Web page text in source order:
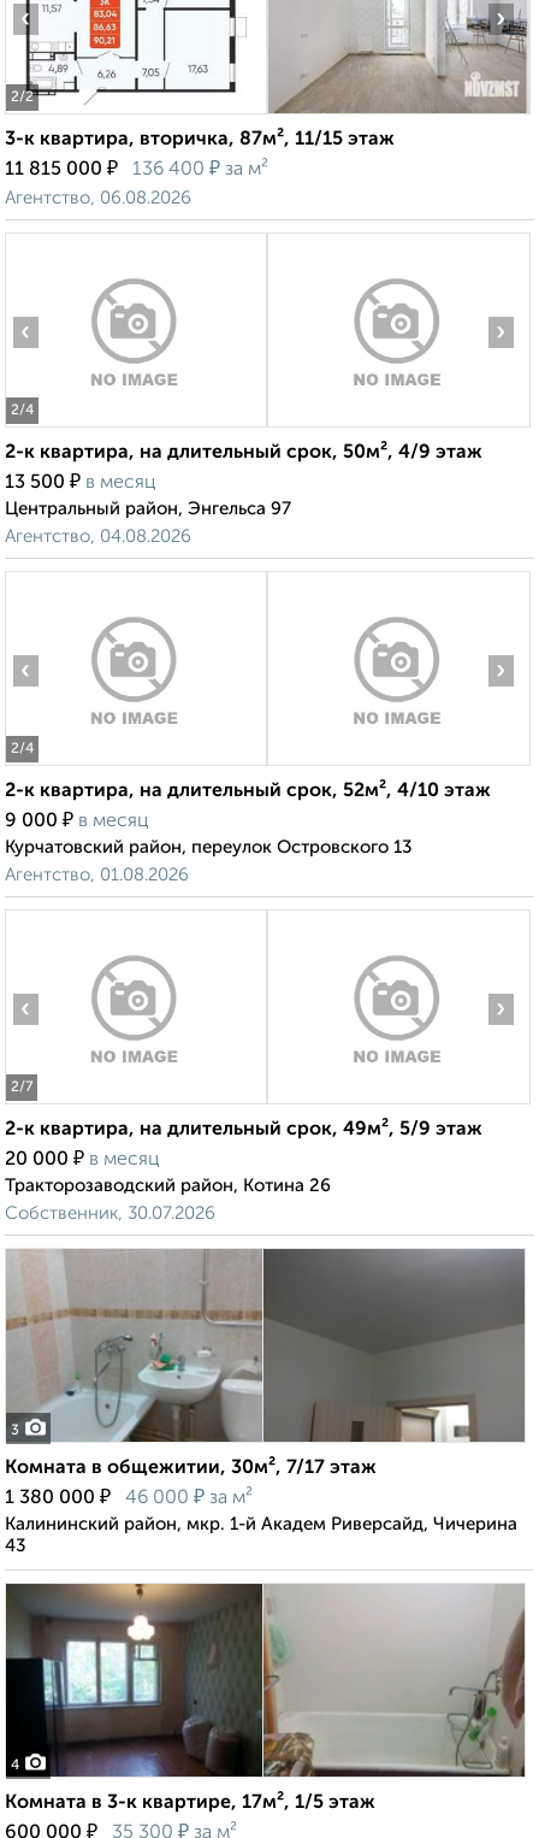
2/2
‹ ›
3-к квартира, вторичка, 87м², 11/15 этаж
11 815 000 ₽ 136 400 ₽ за м²
Агентство, 06.08.2026
2/4
‹ ›
2-к квартира, на длительный срок, 50м², 4/9 этаж
13 500 ₽ в месяц
Центральный район, Энгельса 97
Агентство, 04.08.2026
2/4
‹ ›
2-к квартира, на длительный срок, 52м², 4/10 этаж
9 000 ₽ в месяц
Курчатовский район, переулок Островского 13
Агентство, 01.08.2026
2/7
‹ ›
2-к квартира, на длительный срок, 49м², 5/9 этаж
20 000 ₽ в месяц
Тракторозаводский район, Котина 26
Собственник, 30.07.2026
3
Комната в общежитии, 30м², 7/17 этаж
1 380 000 ₽ 46 000 ₽ за м²
Калининский район, мкр. 1-й Академ Риверсайд, Чичерина
43
4
Комната в 3-к квартире, 17м², 1/5 этаж
600 000 ₽ 35 300 ₽ за м²